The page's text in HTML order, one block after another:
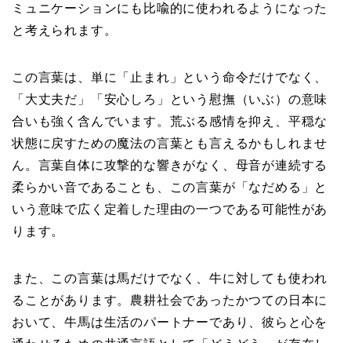
ミュニケーションにも比喩的に使われるようになった
と考えられます。
この言葉は、単に「止まれ」という命令だけでなく、
「大丈夫だ」「安心しろ」という慰撫（いぶ）の意味
合いも強く含んでいます。荒ぶる感情を抑え、平穏な
状態に戻すための魔法の言葉とも言えるかもしれませ
ん。言葉自体に攻撃的な響きがなく、母音が連続する
柔らかい音であることも、この言葉が「なだめる」と
いう意味で広く定着した理由の一つである可能性があ
ります。
また、この言葉は馬だけでなく、牛に対しても使われ
ることがあります。農耕社会であったかつての日本に
おいて、牛馬は生活のパートナーであり、彼らと心を